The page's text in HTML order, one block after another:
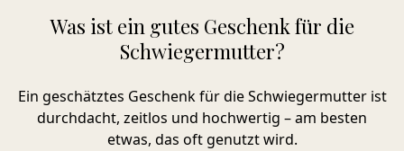
Was ist ein gutes Geschenk für die
Schwiegermutter?
Ein geschätztes Geschenk für die Schwiegermutter ist
durchdacht, zeitlos und hochwertig – am besten
etwas, das oft genutzt wird.